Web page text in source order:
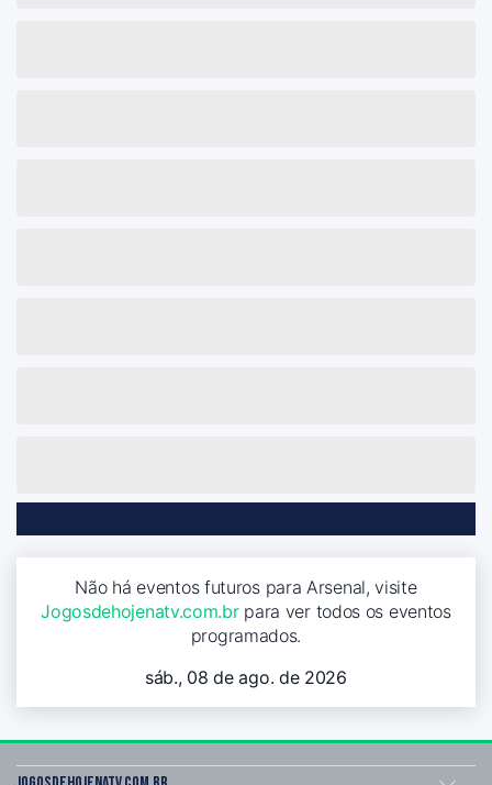
Não há eventos futuros para Arsenal, visite
Jogosdehojenatv.com.brpara ver todos os eventos
programados.
sáb., 08 de ago. de 2026